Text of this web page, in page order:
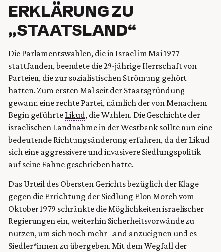
ERKLÄRUNG ZU
„STAATSLAND“
Die Parlamentswahlen, die in Israel im Mai 1977
stattfanden, beendete die 29-jährige Herrschaft von
Parteien, die zur sozialistischen Strömung gehört
hatten. Zum ersten Mal seit der Staatsgründung
gewann eine rechte Partei, nämlich der von Menachem
Begin geführte Likud, die Wahlen. Die Geschichte der
israelischen Landnahme in der Westbank sollte nun eine
bedeutende Richtungsänderung erfahren, da der Likud
sich eine aggressivere und invasivere Siedlungspolitik
auf seine Fahne geschrieben hatte.
Das Urteil des Obersten Gerichts bezüglich der Klage
gegen die Errichtung der Siedlung Elon Moreh vom
Oktober 1979 schränkte die Möglichkeiten israelischer
Regierungen ein, weiterhin Sicherheitsvorwände zu
nutzen, um sich noch mehr Land anzueignen und es
Siedler*innen zu übergeben. Mit dem Wegfall der